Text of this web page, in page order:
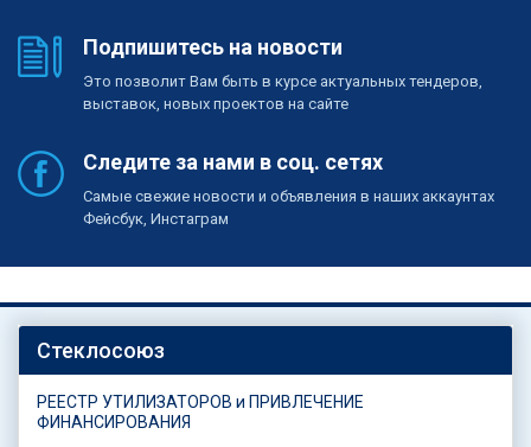
Подпишитесь на новости
Это позволит Вам быть в курсе актуальных тендеров,
выставок, новых проектов на сайте
Следите за нами в соц. сетях
Самые свежие новости и объявления в наших аккаунтах
Фейсбук, Инстаграм
Стеклосоюз
РЕЕСТР УТИЛИЗАТОРОВ и ПРИВЛЕЧЕНИЕ
ФИНАНСИРОВАНИЯ